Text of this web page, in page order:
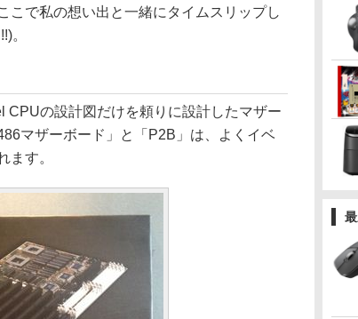
こで私の想い出と一緒にタイムスリップし
。
の設計図だけを頼りに設計したマザー
マザーボード」と「P2B」は、よくイベ
ます。